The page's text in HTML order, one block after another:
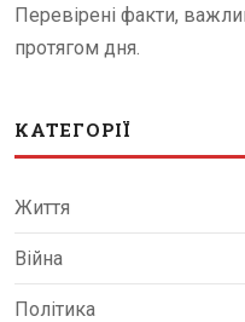
Перевірені факти,
протягом дня.
КАТЕГОРІЇ
Життя
Війна
Політика